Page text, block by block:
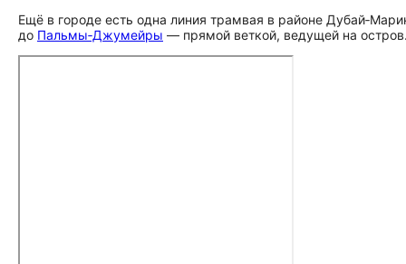
Ещё в городе есть одна линия трамвая в районе
до Пальмы‑Джумейры — прямой веткой, ведущей на